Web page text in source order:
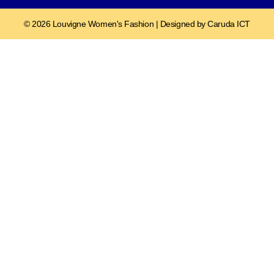
© 2026 Louvigne Women's Fashion | Designed by Caruda ICT